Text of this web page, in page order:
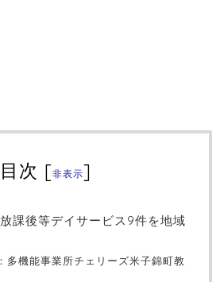
目次 [非表示]
課後等デイサービス9件を地域
多機能事業所チェリーズ米子錦町教